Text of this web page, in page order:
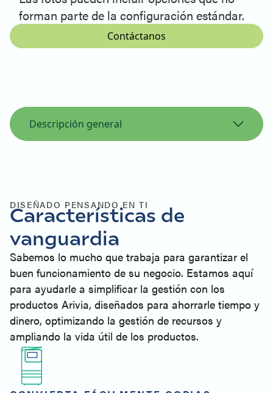
forman parte de la configuración estándar.
Contáctanos
Descripción general
Productos similares
Contacto
DISEÑADO PENSANDO EN TI
Características de
vanguardia
Sabemos lo mucho que trabaja para garantizar el
buen funcionamiento de su negocio. Estamos aquí
para ayudarle a simplificar la gestión con los
productos Arivia, diseñados para ahorrarle tiempo y
dinero, optimizando la gestión de recursos y
ampliando la vida útil de los productos.